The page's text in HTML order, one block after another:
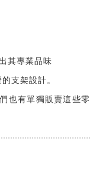
其專業品味
支架設計。
也有單獨販賣這些零